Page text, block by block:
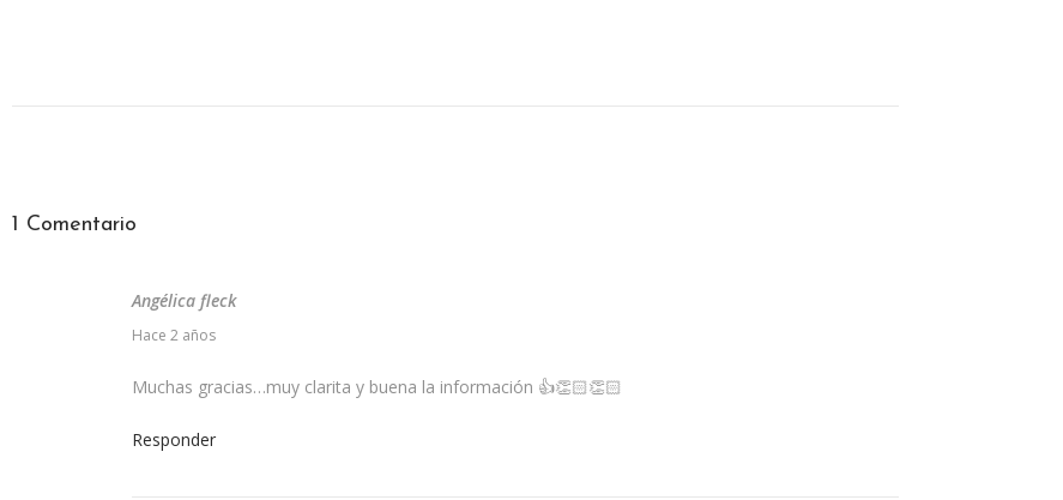
1 Comentario
Angélica fleck
Hace 2 años
Muchas gracias…muy clarita y buena la información 👍👏🏻👏🏻
Responder